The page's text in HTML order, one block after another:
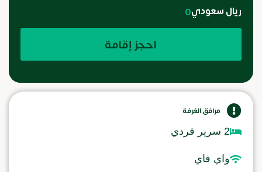
مرافق الغرفة
2 سرير فردي
واي فاي
ريال سعودي0
احجز إقامة